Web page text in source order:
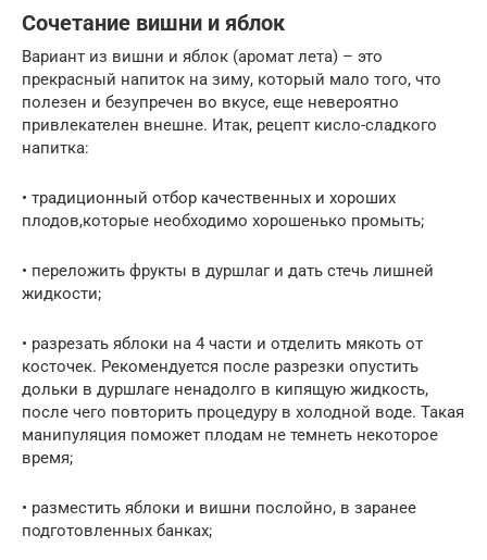
Сочетание вишни и яблок
Вариант из вишни и яблок (аромат лета) – это
прекрасный напиток на зиму, который мало того, что
полезен и безупречен во вкусе, еще невероятно
привлекателен внешне. Итак, рецепт кисло-сладкого
напитка:
• традиционный отбор качественных и хороших
плодов,которые необходимо хорошенько промыть;
• переложить фрукты в дуршлаг и дать стечь лишней
жидкости;
• разрезать яблоки на 4 части и отделить мякоть от
косточек. Рекомендуется после разрезки опустить
дольки в дуршлаге ненадолго в кипящую жидкость,
после чего повторить процедуру в холодной воде. Такая
манипуляция поможет плодам не темнеть некоторое
время;
• разместить яблоки и вишни послойно, в заранее
подготовленных банках;